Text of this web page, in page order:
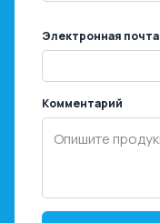
Электронная почта
Комментарий